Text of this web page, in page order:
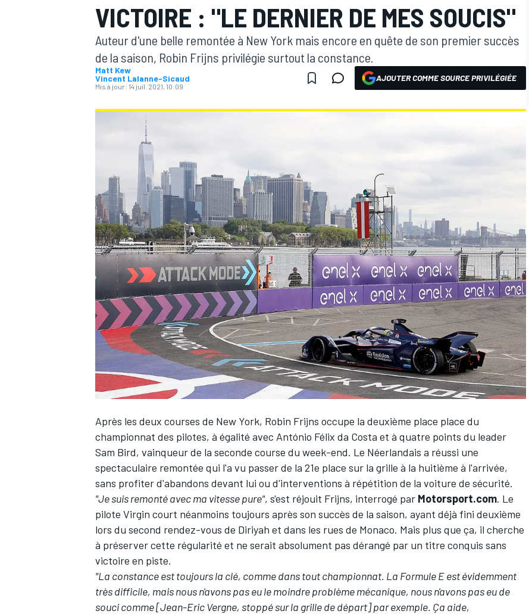
MOTOGP
WRC
WEC
VICTOIRE : "LE DERNIER DE MES SOUCIS"
Auteur d'une belle remontée à New York mais encore en quête de son premier succès
de la saison, Robin Frijns privilégie surtout la constance.
Matt Kew
Vincent Lalanne-Sicaud
Mis à jour: 14 juil. 2021, 10:09
AJOUTER COMME SOURCE PRIVILÉGIÉE
Après les deux courses de New York, Robin Frijns occupe la deuxième place place du
championnat des pilotes, à égalité avec António Félix da Costa et à quatre points du leader
Sam Bird, vainqueur de la seconde course du week-end. Le Néerlandais a réussi une
spectaculaire remontée qui l'a vu passer de la 21e place sur la grille à la huitième à l'arrivée,
sans profiter d'abandons devant lui ou d'interventions à répétition de la voiture de sécurité.
"Je suis remonté avec ma vitesse pure", s'est réjouit Frijns, interrogé par Motorsport.com. Le
pilote Virgin court néanmoins toujours après son succès de la saison, ayant déjà fini deuxième
lors du second rendez-vous de Diriyah et dans les rues de Monaco. Mais plus que ça, il cherche
à préserver cette régularité et ne serait absolument pas dérangé par un titre conquis sans
victoire en piste.
"La constance est toujours la clé, comme dans tout championnat. La Formule E est évidemment
très difficile, mais nous n'avons pas eu le moindre problème mécanique, nous n'avons pas eu de
souci comme [Jean-Eric Vergne, stoppé sur la grille de départ] par exemple. Ça aide,